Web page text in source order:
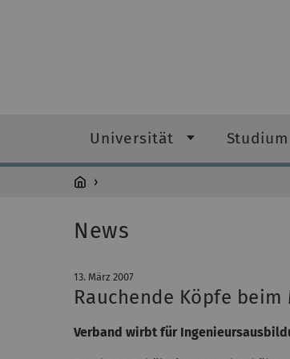
Universität Studium
News
13. März 2007
Rauchende Köpfe beim
Verband wirbt für